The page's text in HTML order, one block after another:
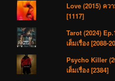
Love (2015) คว
[1117]
Tarot (2024)
เต็มเรื่อง [2088-
Psycho Killer
เต็มเรื่อง [2384]